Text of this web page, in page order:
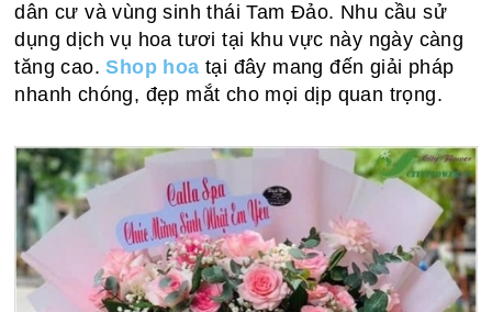
dân cư và vùng sinh thái Tam Đảo. Nhu cầu sử
dụng dịch vụ hoa tươi tại khu vực này ngày càng
tăng cao.Shop hoa tại đây mang đến giải pháp
nhanh chóng, đẹp mắt cho mọi dịp quan trọng.